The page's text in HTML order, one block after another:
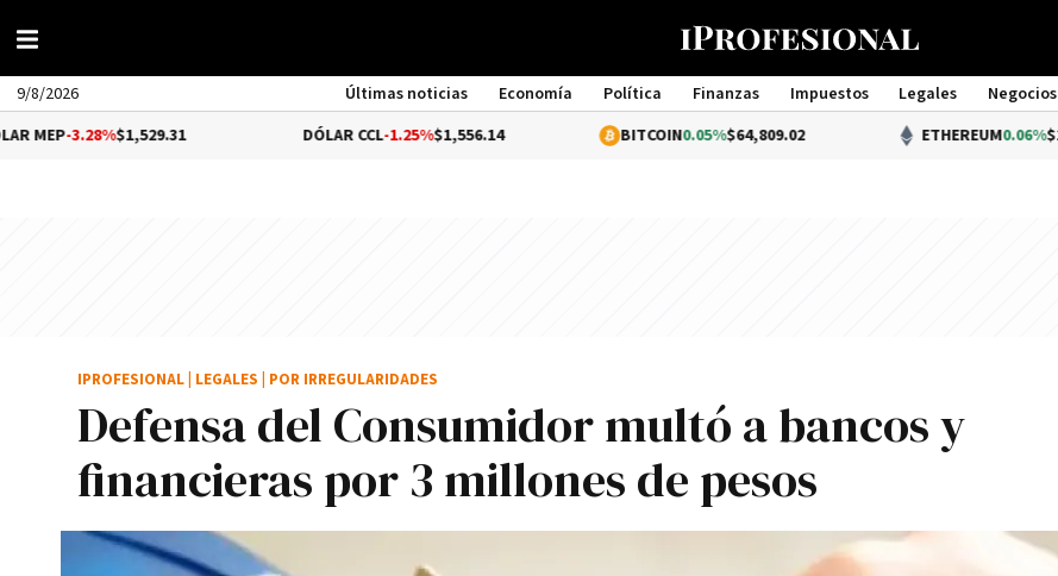
9/8/2026 Últimas noticias Economía Política Finanzas Impuestos Legales Negocios
Management
$1,529.31 -1.25%$1,556.14 BITCOIN0.05%$64,809.02 ETHEREUM 0.06%$1,914.55
Defensa del Consumidor multó a bancos y
financieras por 3 millones de pesos
IPROFESIONAL LEGALES POR IRREGULARIDADES